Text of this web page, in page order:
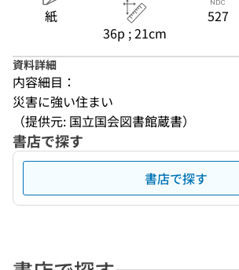
紙
36p ; 21cm
527
資料詳細
内容細目：
災害に強い住まい
（提供元: 国立国会図書館蔵書）
書店で探す
書店で探す